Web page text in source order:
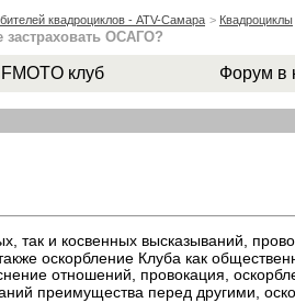
квадроциклов - ATV-Самара > Квадроциклы
застраховать ОСАГО?
клуб Форум в
так и косвенных высказываний,
оскорбление Клуба как
отношений, провокация,
преимущества перед другими,